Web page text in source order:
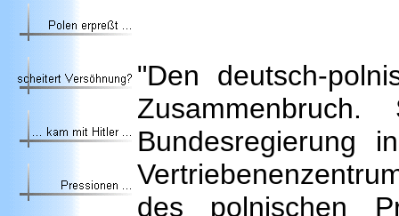
"Den deutsch-
Bundesregierung
des polnischen